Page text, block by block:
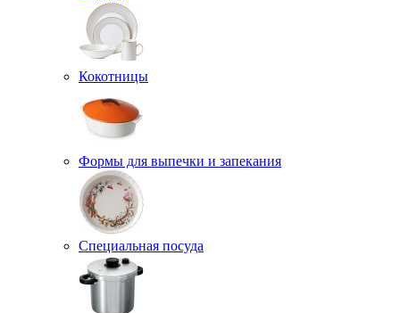
Кокотницы
Формы для выпечки и запекания
Специальная посуда